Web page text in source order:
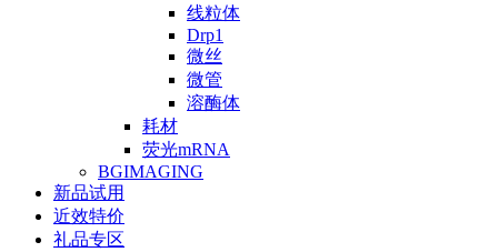
线粒体
Drp1
微丝
微管
溶酶体
耗材
荧光mRNA
BGIMAGING
新品试用
近效特价
礼品专区